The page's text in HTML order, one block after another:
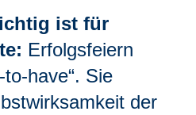
ist für
Erfolgsfeiern
have“. Sie
der